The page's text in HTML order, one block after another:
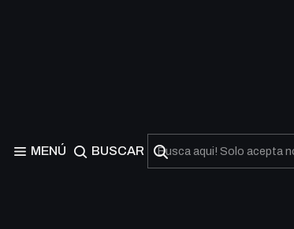
MENÚ BUSCAR